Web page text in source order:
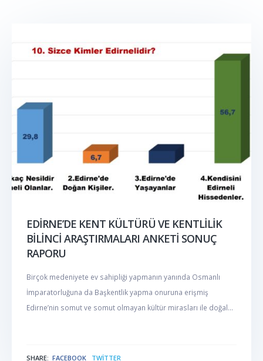
EDİRNE’DE KENT KÜLTÜRÜ VE KENTLİLİK
BİLİNCİ ARAŞTIRMALARI ANKETİ SONUÇ
RAPORU
Birçok medeniyete ev sahipliği yapmanın yanında Osmanlı
İmparatorluğuna da Başkentlik yapma onuruna erişmiş
Edirne’nin somut ve somut olmayan kültür mirasları ile doğal...
SHARE: FACEBOOK TWITTER